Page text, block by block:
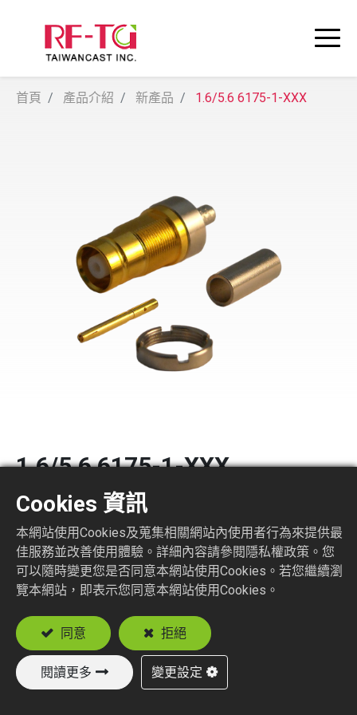
首頁 產品介紹 新產品 1.6/5.6 6175-1-XXX
1.6/5.6 6175-1-XXX
1.6/5.6 STR. JACK CRIMP TYPE
Suitable Cable
RG179, RG187
2.5C2V
3C2V
加入詢價車
Cookies 資訊
本網站使用Cookies及蒐集相關網站內使用者行為來提供最
佳服務並改善使用體驗。詳細內容請參閱隱私權政策。您
可以隨時變更您是否同意本網站使用Cookies。若您繼續瀏
覽本網站，即表示您同意本網站使用Cookies。
同意 拒絕
閱讀更多 變更設定